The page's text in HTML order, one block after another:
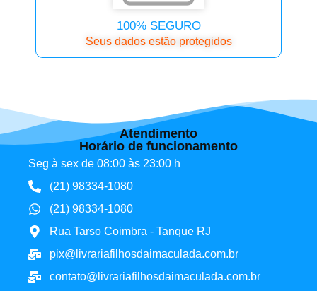
100% SEGURO
Seus dados estão protegidos
Atendimento
Horário de funcionamento
Seg à sex de 08:00 às 23:00 h
(21) 98334-1080
(21) 98334-1080
Rua Tarso Coimbra - Tanque RJ
pix@livrariafilhosdaimaculada.com.br
contato@livrariafilhosdaimaculada.com.br